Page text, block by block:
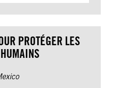
PROTÉGER LES